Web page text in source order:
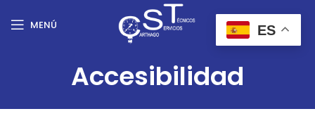
MENÚ
Accesibilidad
ES